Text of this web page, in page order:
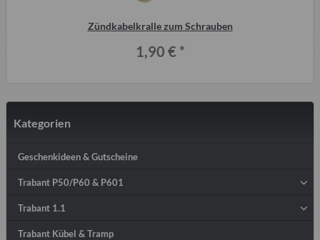
Zündkabelkralle zum Schrauben
1,90 € *
Kategorien
Geschenkideen & Gutscheine
Trabant P50/P60 & P601
Trabant 1.1
Trabant Kübel & Tramp